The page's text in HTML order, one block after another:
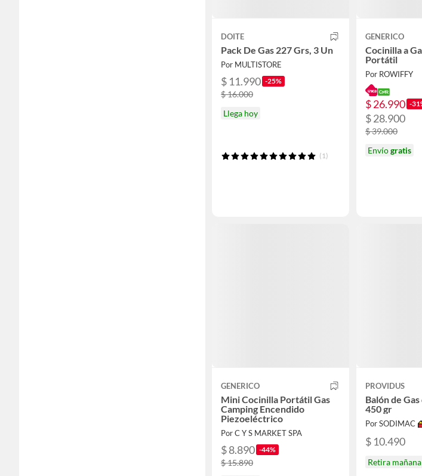
DOITE
Pack De Gas 227 Grs, 3 Un
Por MULTISTORE
$ 11.990 -25%
$ 16.000
Llega hoy
(1)
GENERICO
Cocinilla a
Portátil
Por ROWIFFY
$ 26.990 -
$ 28.900
$ 39.000
Envíogratis
GENERICO
Mini Cocinilla Portátil Gas
Camping Encendido
Piezoeléctrico
Por C Y S MARKET SPA
$ 8.890 -44%
$ 15.890
PROVIDUS
Balón de
450 gr
Por SODIMAC
$ 10.490
Retira mañana